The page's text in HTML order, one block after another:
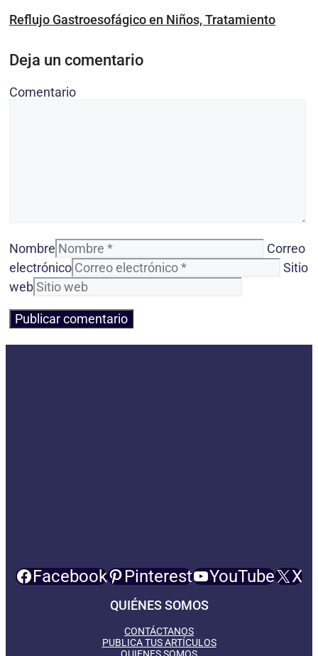
Reflujo Gastroesofágico en Niños, Tratamiento
Deja un comentario
Comentario
Nombre
Correo
electrónico
Sitio
web
Facebook Pinterest YouTube X
QUIÉNES SOMOS
CONTÁCTANOS
PUBLICA TUS ARTÍCULOS